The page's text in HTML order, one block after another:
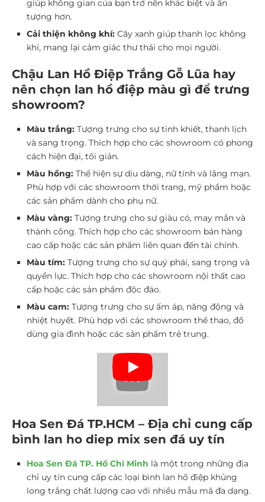
giúp không gian của bạn trở nên khác biệt và ấn
tượng hơn.
Cải thiện không khí: Cây xanh giúp thanh lọc không
khí, mang lại cảm giác thư thái cho mọi người.
Chậu Lan Hồ Điệp Trắng Gỗ Lũa hay
nên chọn lan hồ điệp màu gì để trưng
showroom?
Màu trắng: Tượng trưng cho sự tinh khiết, thanh lịch
và sang trọng. Thích hợp cho các showroom có phong
cách hiện đại, tối giản.
Màu hồng: Thể hiện sự dịu dàng, nữ tính và lãng mạn.
Phù hợp với các showroom thời trang, mỹ phẩm hoặc
các sản phẩm dành cho phụ nữ.
Màu vàng: Tượng trưng cho sự giàu có, may mắn và
thành công. Thích hợp cho các showroom bán hàng
cao cấp hoặc các sản phẩm liên quan đến tài chính.
Màu tím: Tượng trưng cho sự quý phái, sang trọng và
quyền lực. Thích hợp cho các showroom nội thất cao
cấp hoặc các sản phẩm độc đáo.
Màu cam: Tượng trưng cho sự ấm áp, năng động và
nhiệt huyết. Phù hợp với các showroom thể thao, đồ
dùng gia đình hoặc các sản phẩm trẻ trung.
Hoa Sen Đá TP.HCM – Địa chỉ cung cấp
bình lan ho diep mix sen đá uy tín
Hoa Sen Đá TP. Hồ Chí Minh là một trong những địa
chỉ uy tín cung cấp các loại bình lan hồ điệp khủng
long trắng chất lượng cao với nhiều mẫu mã đa dạng.